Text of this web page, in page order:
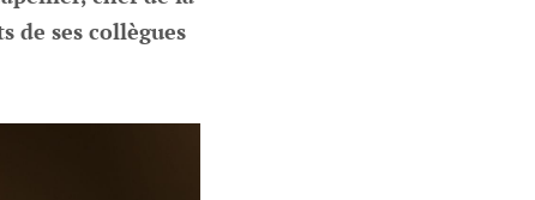
de ses collègues